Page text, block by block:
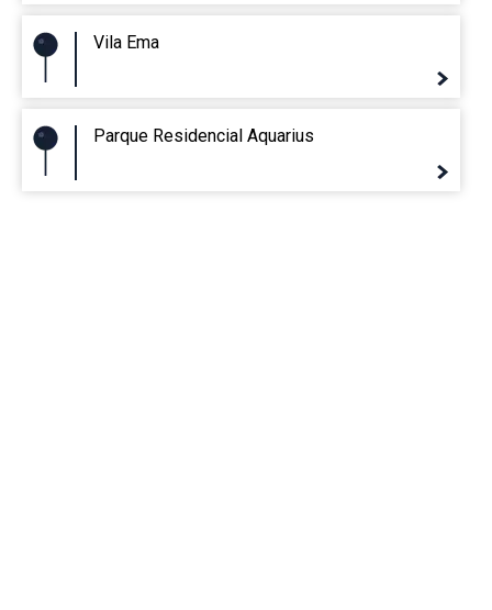
Vila Ema
Parque Residencial Aquarius